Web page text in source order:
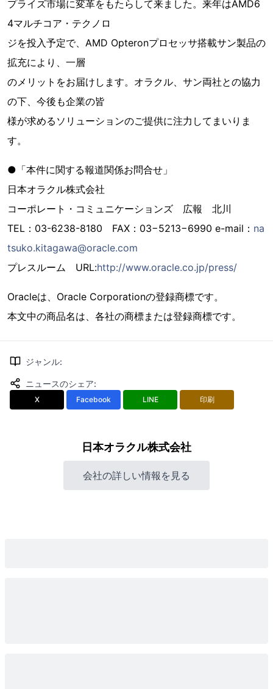
プライズ市場に変革をもたらして来ました。来年はAMD6
4マルチコア・テクノロ
ジを投入予定で、AMD Opteronプロセッサ搭載サン製品の
拡充により、一層
のメリットをお届けします。オラクル、サン両社との協力
の下、今後も企業の皆
様が求めるソリューションのご提供に注力してまいりま
す。
●「本件に関する報道関係お問合せ」
日本オラクル株式会社
コーポレート・コミュニケーションズ 広報 北川
TEL：03-6238-8180 FAX：03−5213−6990 e-mail： na
tsuko.kitagawa@oracle.com
プレスルーム URL:http://www.oracle.co.jp/press/
Oracleは、Oracle Corporationの登録商標です。
本文中の商品名は、各社の商標または登録商標です。
ジャンル:
ニュースのシェア:
X Facebook LINE 印刷
日本オラクル株式会社
会社の詳しい情報を見る